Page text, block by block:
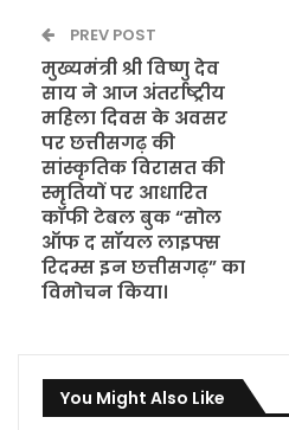
PREV POST
मुख्यमंत्री श्री विष्णु देव
साय ने आज अंतर्राष्ट्रीय
महिला दिवस के अवसर
पर छत्तीसगढ़ की
सांस्कृतिक विरासत की
स्मृतियों पर आधारित
कॉफी टेबल बुक “सोल
ऑफ द सॉयल लाइफ्स
रिदम्स इन छत्तीसगढ़” का
विमोचन किया।
You Might Also Like